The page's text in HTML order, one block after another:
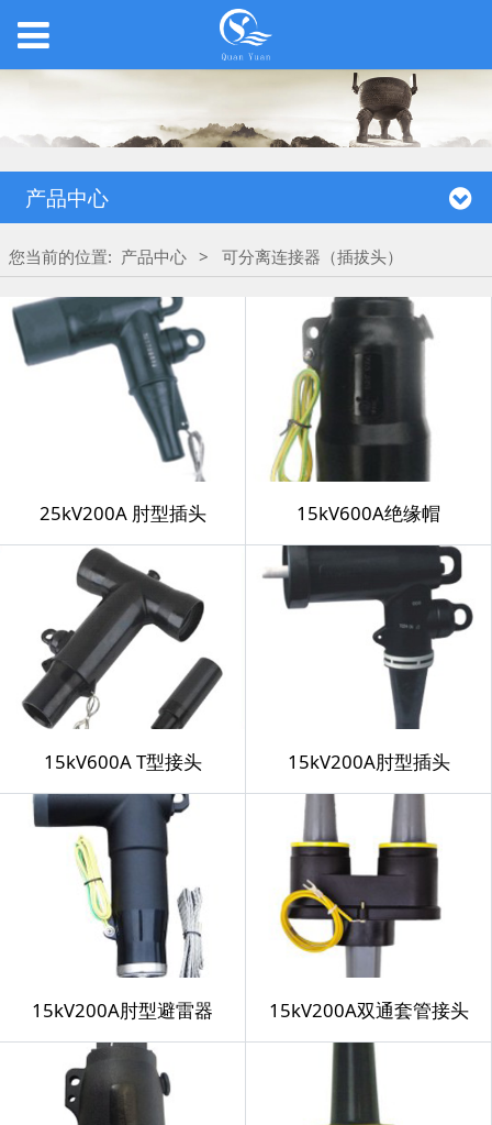
产品中心
您当前的位置: 产品中心 > 可分离连接器（插拔头）
25kV200A 肘型插头 15kV600A绝缘帽
15kV600A T型接头 15kV200A肘型插头
15kV200A肘型避雷器 15kV200A双通套管接头